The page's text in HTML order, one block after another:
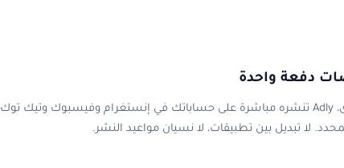
دفعة واحدة
بعد الموافقة على المحتوى، Adly تنشره مباشرة على حساباتك في إنستغرام وفيسبوك وتيك توك
لا تبديل بين تطبيقات، لا نسيان مواعيد النشر.